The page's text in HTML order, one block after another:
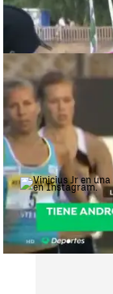
El debate en
medicarse
El debate en
reducir su nivel
TAS le
Vinicius
hasta
siempre"